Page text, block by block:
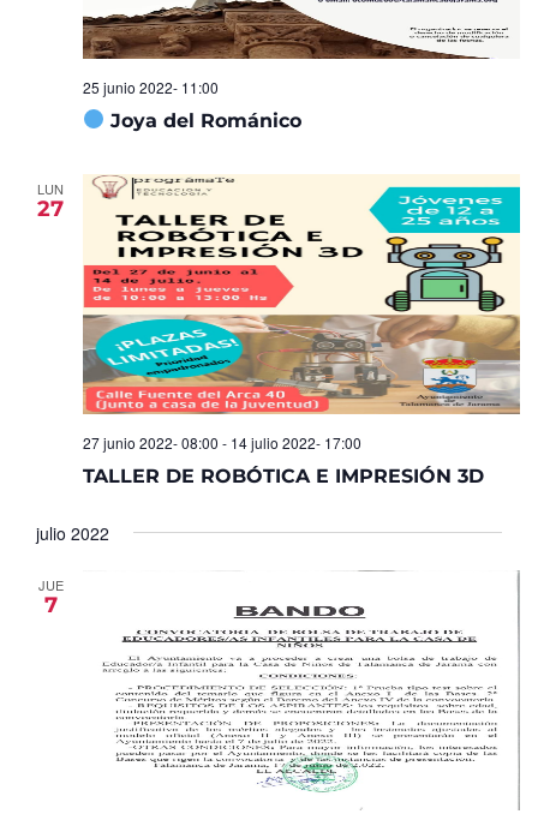
Joya del Románico
25 junio 2022- 11:00
LUN
27
TALLER DE ROBÓTICA E IMPRESIÓN 3D
27 junio 2022- 08:00 - 14 julio 2022- 17:00
julio 2022
JUE
7